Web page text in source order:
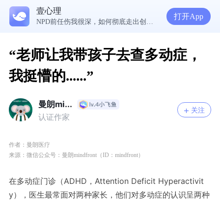
壹心理
打开App
“老师让我带孩子去查多动症，
我挺懵的......”
曼朗mi...
认证作家
关注
作者：曼朗医疗
来源：微信公众号：曼朗mindfront（ID：mindfront）
在多动症门诊 （ADHD，Attention Deficit Hyperactivit
y）
，医生最常面对两种家长，他们对多动症的认识呈两种